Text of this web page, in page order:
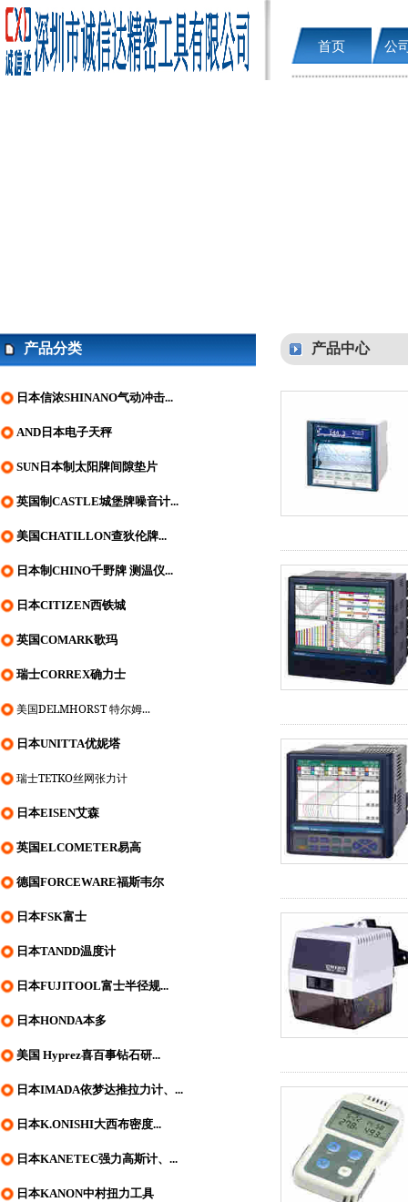
首页 公
产品分类
日本信浓SHINANO气动冲击...
AND日本电子天秤
SUN日本制太阳牌间隙垫片
英国制CASTLE城堡牌噪音计...
美国CHATILLON查狄伦牌...
日本制CHINO千野牌 测温仪...
日本CITIZEN西铁城
英国COMARK歌玛
瑞士CORREX确力士
美国DELMHORST 特尔姆...
日本UNITTA优妮塔
瑞士TETKO丝网张力计
日本EISEN艾森
英国ELCOMETER易高
德国FORCEWARE福斯韦尔
日本FSK富士
日本TANDD温度计
日本FUJITOOL富士半径规...
日本HONDA本多
美国 Hyprez喜百事钻石研...
日本IMADA依梦达推拉力计、...
日本K.ONISHI大西布密度...
日本KANETEC强力高斯计、...
日本KANON中村扭力工具
产品中心